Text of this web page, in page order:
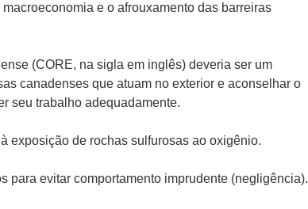
e o afrouxamento das barreiras
(CORE, na sigla em inglês) deveria ser um
canadenses que atuam no exterior e aconselhar o
seu trabalho adequadamente.
exposição de rochas sulfurosas ao oxigênio.
para evitar comportamento imprudente (negligência).